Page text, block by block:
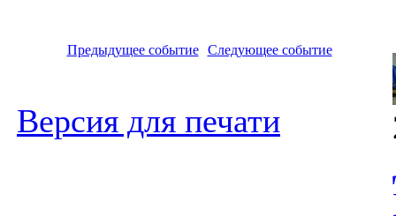
Предыдущее событие Следующее событие
Версия для печати